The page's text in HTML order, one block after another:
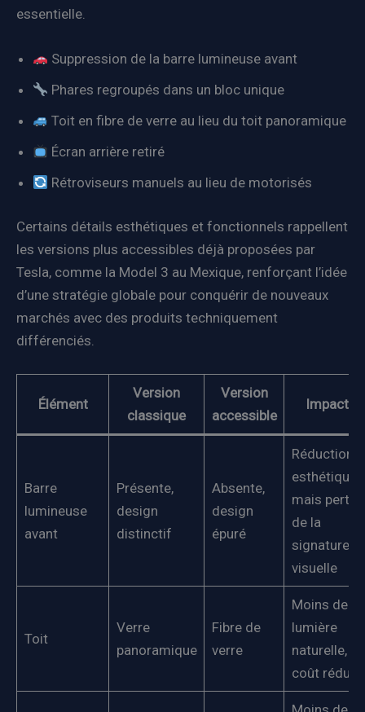
essentielle.
Suppression de la barre lumineuse avant
Phares regroupés dans un bloc unique
Toit en fibre de verre au lieu du toit panoramique
Écran arrière retiré
Rétroviseurs manuels au lieu de motorisés
Certains détails esthétiques et fonctionnels rappellent
les versions plus accessibles déjà proposées par
Tesla, comme la Model 3 au Mexique, renforçant l’idée
d’une stratégie globale pour conquérir de nouveaux
marchés avec des produits techniquement
différenciés.
Élément
Version
classique
Version
accessible
Impact
Barre
lumineuse
avant
Présente,
design
distinctif
Absente,
design
épuré
Réduction
esthétique
mais perte
de la
signature
visuelle
Toit
Verre
panoramique
Fibre de
verre
Moins de
lumière
naturelle,
coût réduit